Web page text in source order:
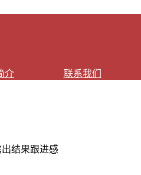
介 联系我们
结果跟进感